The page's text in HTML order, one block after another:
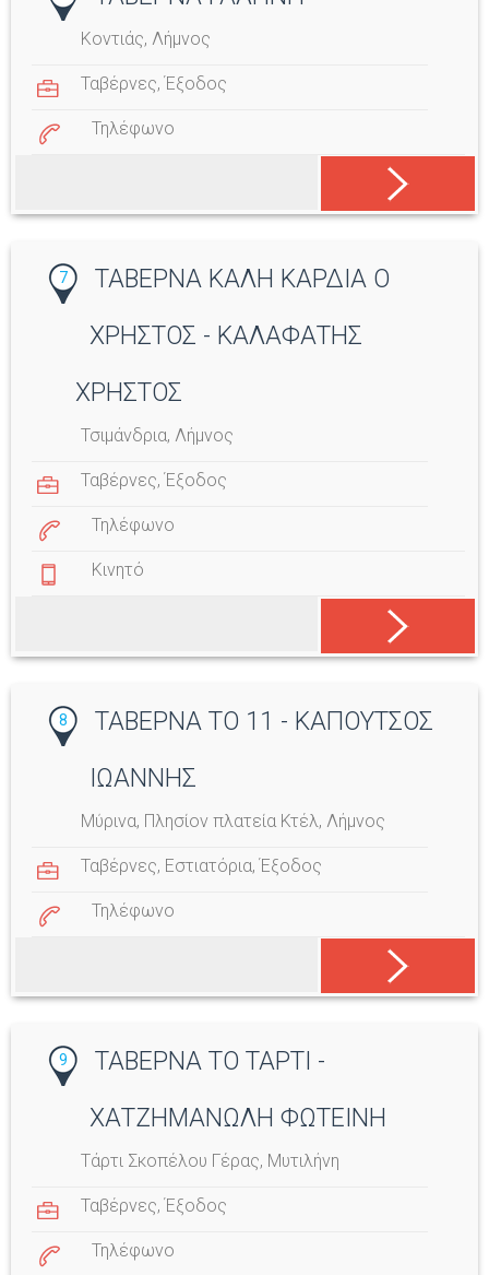
Κοντιάς, Λήμνος
Ταβέρνες,Έξοδος
Τηλέφωνο
7
ΤΑΒΕΡΝΑ ΚΑΛΗ ΚΑΡΔΙΑ Ο
ΧΡΗΣΤΟΣ - ΚΑΛΑΦΑΤΗΣ
ΧΡΗΣΤΟΣ
Τσιμάνδρια, Λήμνος
Ταβέρνες,Έξοδος
Τηλέφωνο
Κινητό
8
ΤΑΒΕΡΝΑ ΤΟ 11 - ΚΑΠΟΥΤΣΟΣ
ΙΩΑΝΝΗΣ
Μύρινα, Πλησίον πλατεία Κτέλ, Λήμνος
Ταβέρνες, Εστιατόρια,Έξοδος
Τηλέφωνο
9
ΤΑΒΕΡΝΑ ΤΟ ΤΑΡΤΙ -
ΧΑΤΖΗΜΑΝΩΛΗ ΦΩΤΕΙΝΗ
Τάρτι Σκοπέλου Γέρας, Μυτιλήνη
Ταβέρνες,Έξοδος
Τηλέφωνο